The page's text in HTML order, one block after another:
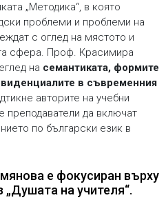
„Методика“, в която
проблеми и проблеми на
с оглед на мястото и
сфера. Проф. Красимира
на семантиката, формите
в съвременния
авторите на учебни
преподаватели да включат
по български език в
е фокусиран върху
на учителя“.